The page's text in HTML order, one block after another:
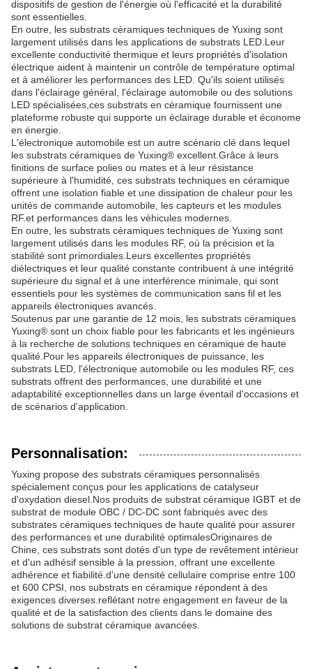
dispositifs de gestion de l'énergie où l'efficacité et la durabilité
sont essentielles.
En outre, les substrats céramiques techniques de Yuxing sont
largement utilisés dans les applications de substrats LED.Leur
excellente conductivité thermique et leurs propriétés d'isolation
électrique aident à maintenir un contrôle de température optimal
et à améliorer les performances des LED. Qu'ils soient utilisés
dans l'éclairage général, l'éclairage automobile ou des solutions
LED spécialisées,ces substrats en céramique fournissent une
plateforme robuste qui supporte un éclairage durable et économe
en énergie.
L'électronique automobile est un autre scénario clé dans lequel
les substrats céramiques de Yuxing® excellent.Grâce à leurs
finitions de surface polies ou mates et à leur résistance
supérieure à l'humidité, ces substrats techniques en céramique
offrent une isolation fiable et une dissipation de chaleur pour les
unités de commande automobile, les capteurs et les modules
RF.et performances dans les véhicules modernes.
En outre, les substrats céramiques techniques de Yuxing sont
largement utilisés dans les modules RF, où la précision et la
stabilité sont primordiales.Leurs excellentes propriétés
diélectriques et leur qualité constante contribuent à une intégrité
supérieure du signal et à une interférence minimale, qui sont
essentiels pour les systèmes de communication sans fil et les
appareils électroniques avancés.
Soutenus par une garantie de 12 mois, les substrats céramiques
Yuxing® sont un choix fiable pour les fabricants et les ingénieurs
à la recherche de solutions techniques en céramique de haute
qualité.Pour les appareils électroniques de puissance, les
substrats LED, l'électronique automobile ou les modules RF, ces
substrats offrent des performances, une durabilité et une
adaptabilité exceptionnelles dans un large éventail d'occasions et
de scénarios d'application.
Personnalisation:
Yuxing propose des substrats céramiques personnalisés
spécialement conçus pour les applications de catalyseur
d'oxydation diesel.Nos produits de substrat céramique IGBT et de
substrat de module OBC / DC-DC sont fabriqués avec des
substrates céramiques techniques de haute qualité pour assurer
des performances et une durabilité optimalesOriginaires de
Chine, ces substrats sont dotés d'un type de revêtement intérieur
et d'un adhésif sensible à la pression, offrant une excellente
adhérence et fiabilité.d'une densité cellulaire comprise entre 100
et 600 CPSI, nos substrats en céramique répondent à des
exigences diverses.reflétant notre engagement en faveur de la
qualité et de la satisfaction des clients dans le domaine des
solutions de substrat céramique avancées.